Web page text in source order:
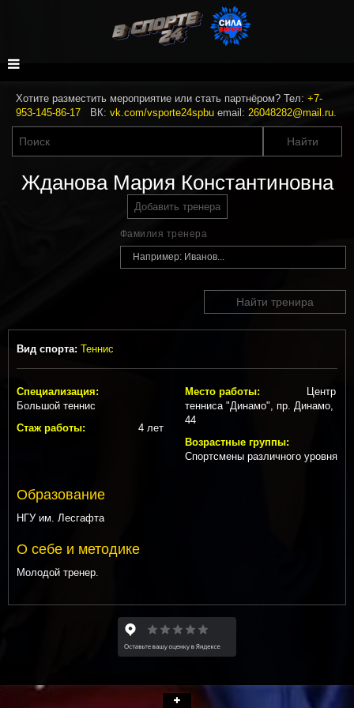
Хотите разместить мероприятие или стать партнёром? Тел: +7-
953-145-86-17 ВК: vk.com/vsporte24spbu email: 26048282@mail.ru.
Жданова Мария Константиновна
Добавить тренера
Фамилия тренера
Найти тренира
Вид спорта: Теннис
Специализация:
Большой теннис
Стаж работы:
4 лет
Место работы:
Центр
тенниса "Динамо", пр. Динамо,
44
Возрастные группы:
Спортсмены различного уровня
Образование
НГУ им. Лесгафта
О себе и методике
Молодой тренер.